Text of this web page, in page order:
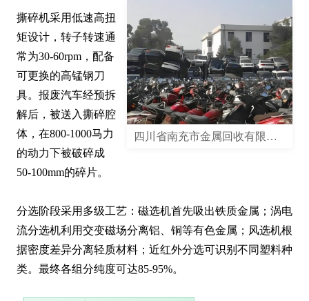
四川省南充市金属回收有限责任公司
撕碎机采用低速高扭
矩设计，转子转速通
常为30-60rpm，配备
可更换的高锰钢刀
具。报废汽车经预拆
解后，被送入撕碎腔
体，在800-1000马力
的动力下被破碎成
50-100mm的碎片。
分选阶段采用多级工艺：磁选机首先吸出铁质金属；涡电
流分选机利用交变磁场分离铝、铜等有色金属；风选机根
据密度差异分离轻质材料；近红外分选可识别不同塑料种
类。最终各组分纯度可达85-95%。